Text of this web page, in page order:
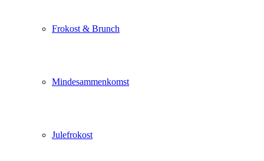
Frokost & Brunch
Mindesammenkomst
Julefrokost